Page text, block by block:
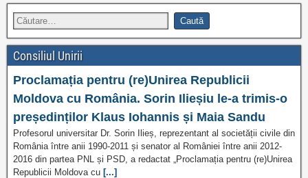
Consiliul Unirii
Proclamația pentru (re)Unirea Republicii
Moldova cu România. Sorin Ilieșiu le-a trimis-o
președinților Klaus Iohannis și Maia Sandu
Profesorul universitar Dr. Sorin Ilieș, reprezentant al societății civile din
România între anii 1990-2011 și senator al României între anii 2012-
2016 din partea PNL și PSD, a redactat „Proclamația pentru (re)Unirea
Republicii Moldova cu [...]